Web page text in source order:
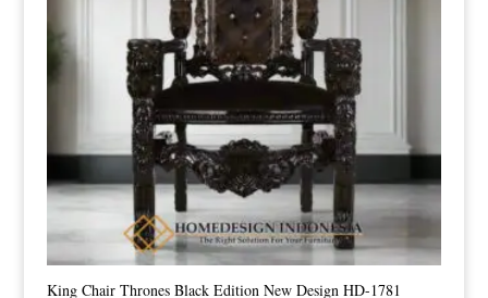
King Chair Thrones Black Edition New Design HD-1781